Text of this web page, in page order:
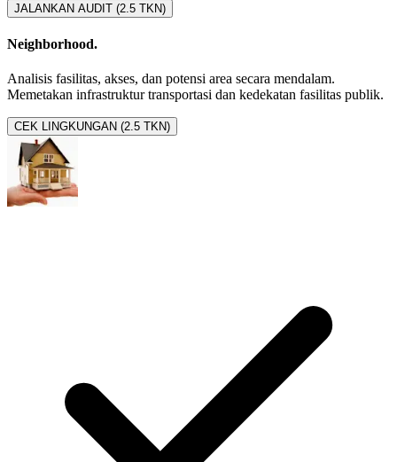
JALANKAN AUDIT (2.5 TKN)
Neighborhood.
Analisis fasilitas, akses, dan potensi area secara mendalam.
Memetakan infrastruktur transportasi dan kedekatan fasilitas publik.
CEK LINGKUNGAN (2.5 TKN)